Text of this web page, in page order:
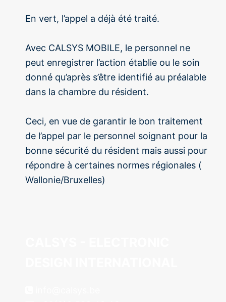
En vert, l’appel a déjà été traité.
Avec CALSYS MOBILE, le personnel ne
peut enregistrer l’action établie ou le soin
donné qu’après s’être identifié au préalable
dans la chambre du résident.
Ceci, en vue de garantir le bon traitement
de l’appel par le personnel soignant pour la
bonne sécurité du résident mais aussi pour
répondre à certaines normes régionales (
Wallonie/Bruxelles)